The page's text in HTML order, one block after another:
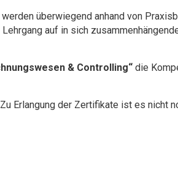
werden überwiegend anhand von
auf in sich
& Controlling“ die
Erlangung der Zertifikate ist es nicht